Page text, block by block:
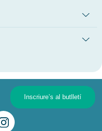
Inscriure’s al butlletí